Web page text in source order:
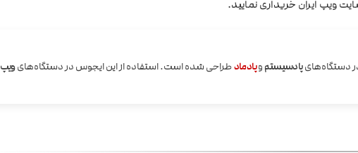
دستگاه‌هایپادسیستم وپادمادطراحی شده است. استفاده از این ایجوس در دستگاه‌هایویپ